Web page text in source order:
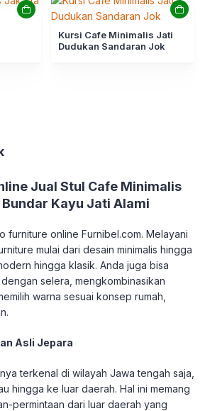
Kursi Cafe Minimalis Jati
Dudukan Sandaran Jok
Jual Stul Cafe Minimalis
Kayu Jati Alami
furniture online Furnibel.com. Melayani
mulai dari desain minimalis hingga
hingga klasik. Anda juga bisa
selera, mengkombinasikan
warna sesuai konsep rumah,
Asli Jepara
terkenal di wilayah Jawa tengah saja,
hingga ke luar daerah. Hal ini memang
permintaan dari luar daerah yang